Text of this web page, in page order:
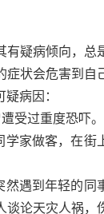
有疑病倾向，总
症状会危害到自
病因：
受过重度恐吓。
学家做客，在街
然遇到年轻的同
谈论天灾人祸，